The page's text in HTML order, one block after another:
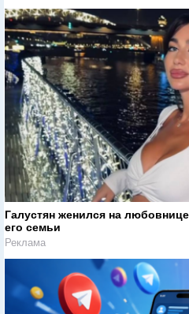
Галустян женился на
его семьи
Реклама